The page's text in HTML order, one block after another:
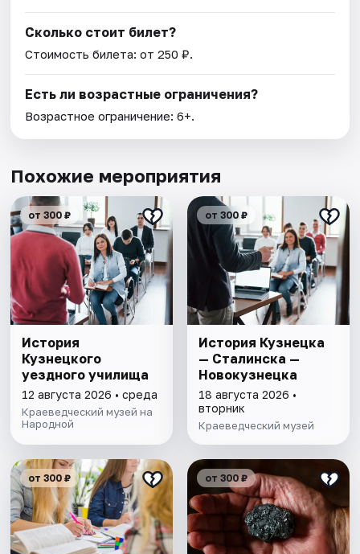
Сколько стоит билет?
Стоимость билета: от 250 ₽.
Есть ли возрастные ограничения?
Возрастное ограничение: 6+.
Похожие мероприятия
от 300 ₽
История
Кузнецкого
уездного училища
12 августа 2026 • среда
Краеведческий музей на
Народной
от 300 ₽
История Кузнецка
— Сталинска —
Новокузнецка
18 августа 2026 •
вторник
Краеведческий музей
от 300 ₽ от 300 ₽